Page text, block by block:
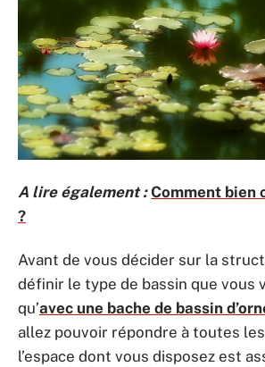
A lire également : Comment bien
?
Avant de vous décider sur la
définir le type de bassin que vous
qu’avec une bache de bassin
allez pouvoir répondre à toutes
l’espace dont vous disposez est